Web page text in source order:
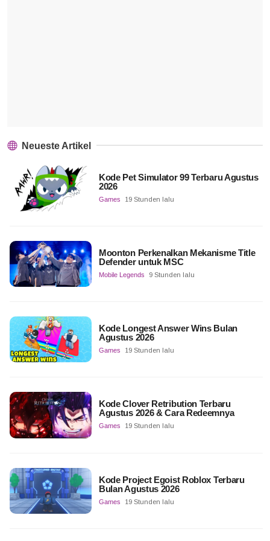
Neueste Artikel
Kode Pet Simulator 99 Terbaru Agustus
2026
Games 19 Stunden lalu
Moonton Perkenalkan Mekanisme Title
Defender untuk MSC
Mobile Legends 9 Stunden lalu
Kode Longest Answer Wins Bulan
Agustus 2026
Games 19 Stunden lalu
Kode Clover Retribution Terbaru
Agustus 2026 & Cara Redeemnya
Games 19 Stunden lalu
Kode Project Egoist Roblox Terbaru
Bulan Agustus 2026
Games 19 Stunden lalu